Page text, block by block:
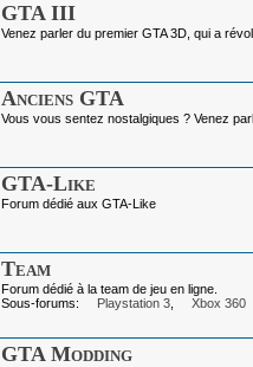
GTA III
Venez parler du premier GTA 3D, qui a
Anciens GTA
Vous vous sentez nostalgiques ? Venez
GTA-Like
Forum dédié aux GTA-Like
Team
Forum dédié à la team de jeu en ligne.
Sous-forums:
Playstation 3, Xbox 360
GTA Modding